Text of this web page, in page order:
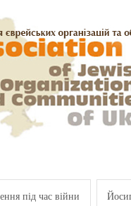
під час війни